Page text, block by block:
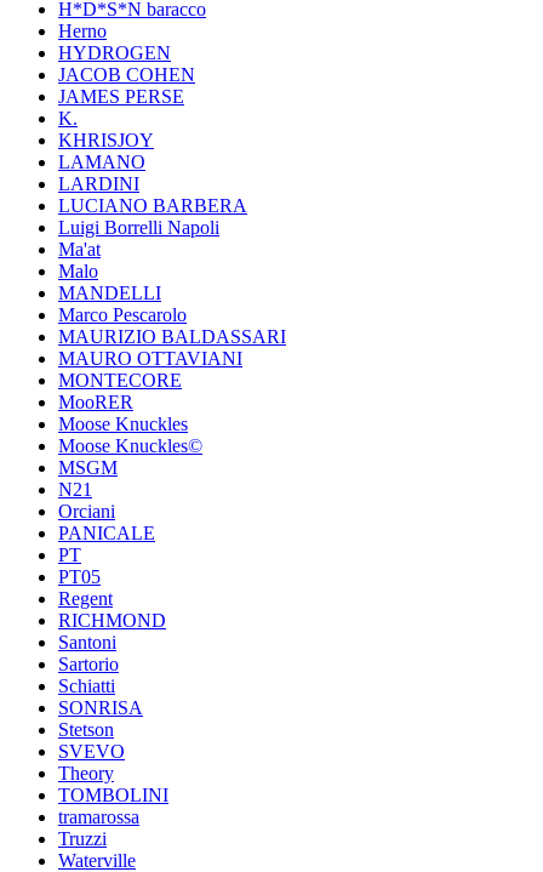
H*D*S*N baracco
Herno
HYDROGEN
JACOB COHEN
JAMES PERSE
K.
KHRISJOY
LAMANO
LARDINI
LUCIANO BARBERA
Luigi Borrelli Napoli
Ma'at
Malo
MANDELLI
Marco Pescarolo
MAURIZIO BALDASSARI
MAURO OTTAVIANI
MONTECORE
MooRER
Moose Knuckles
Moose Knuckles©️
MSGM
N21
Orciani
PANICALE
PT
PT05
Regent
RICHMOND
Santoni
Sartorio
Schiatti
SONRISA
Stetson
SVEVO
Theory
TOMBOLINI
tramarossa
Truzzi
Waterville